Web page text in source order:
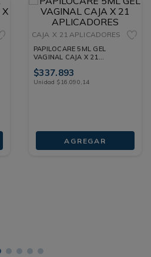
CAJA X 21 APLICADORES
PAPILOCARE 5ML GEL
VAGINAL CAJA X 21
$337.893
Unidad $16.090,14
AGREGAR